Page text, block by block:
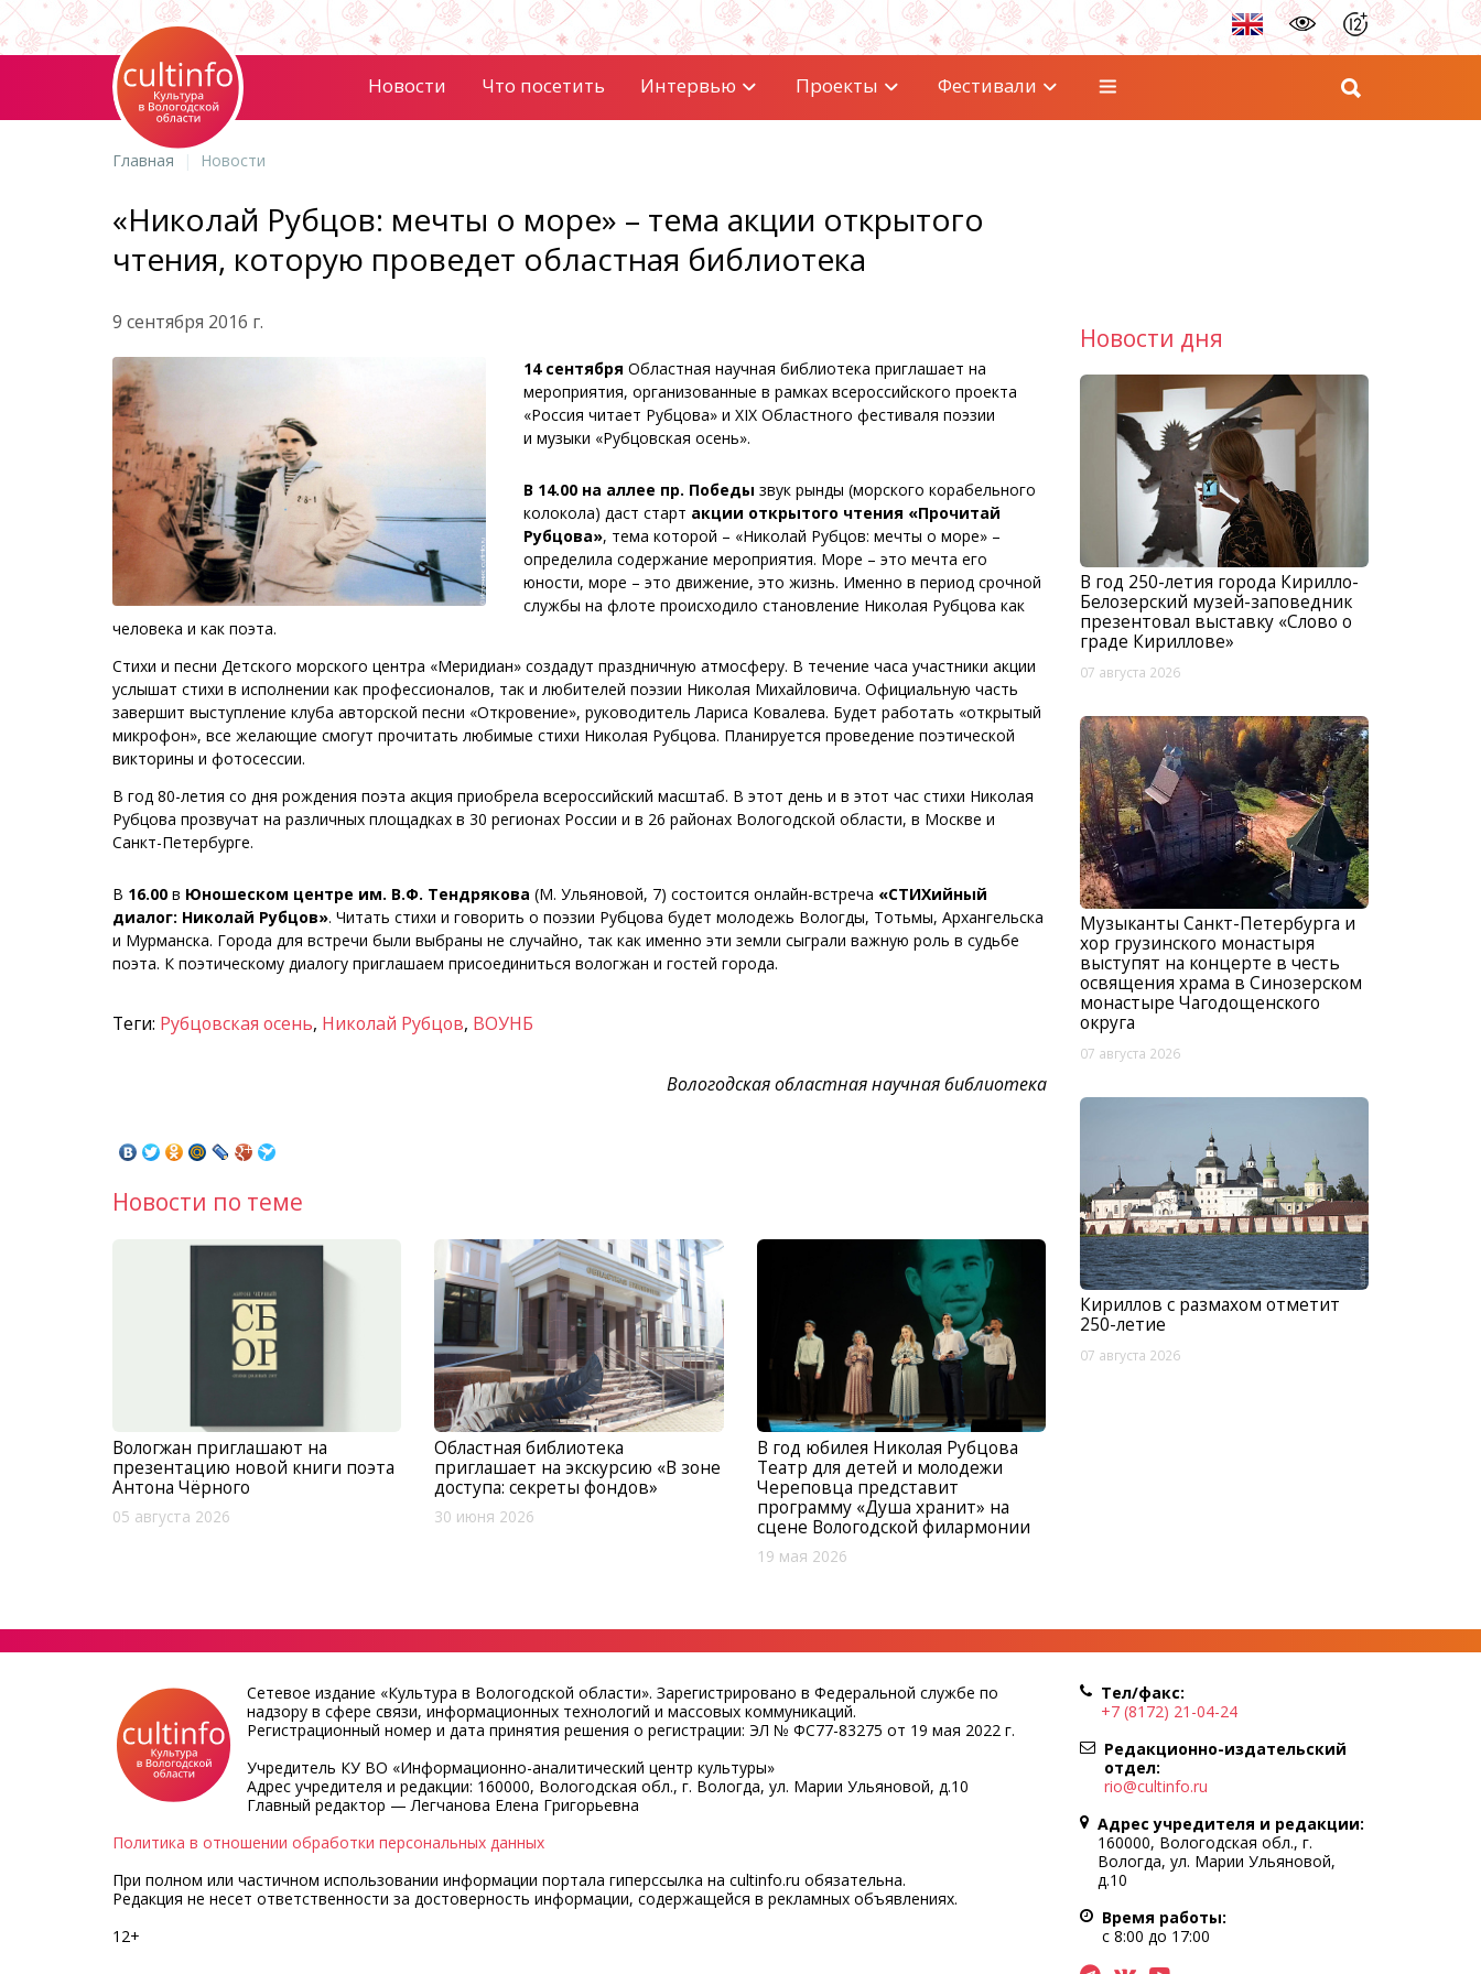
Новости Что посетить Интервью Проекты Фестивали
Главная Новости
«Николай Рубцов: мечты о море» – тема акции открытого
чтения, которую проведет областная библиотека
9 сентября 2016 г.
14 сентября Областная научная библиотека приглашает на
мероприятия, организованные в рамках всероссийского проекта
«Россия читает Рубцова» и XIX Областного фестиваля поэзии
и музыки «Рубцовская осень».
В 14.00 на аллее пр. Победы звук рынды (морского корабельного
колокола) даст старт акции открытого чтения «Прочитай
Рубцова», тема которой – «Николай Рубцов: мечты о море» –
определила содержание мероприятия. Море – это мечта его
юности, море – это движение, это жизнь. Именно в период срочной
службы на флоте происходило становление Николая Рубцова как
человека и как поэта.
Стихи и песни Детского морского центра «Меридиан» создадут праздничную атмосферу. В течение часа участники акции
услышат стихи в исполнении как профессионалов, так и любителей поэзии Николая Михайловича. Официальную часть
завершит выступление клуба авторской песни «Откровение», руководитель Лариса Ковалева. Будет работать «открытый
микрофон», все желающие смогут прочитать любимые стихи Николая Рубцова. Планируется проведение поэтической
викторины и фотосессии.
В год 80-летия со дня рождения поэта акция приобрела всероссийский масштаб. В этот день и в этот час стихи Николая
Рубцова прозвучат на различных площадках в 30 регионах России и в 26 районах Вологодской области, в Москве и
Санкт-Петербурге.
В 16.00 в Юношеском центре им. В.Ф. Тендрякова (М. Ульяновой, 7) состоится онлайн-встреча «СТИХийный
диалог: Николай Рубцов». Читать стихи и говорить о поэзии Рубцова будет молодежь Вологды, Тотьмы, Архангельска
и Мурманска. Города для встречи были выбраны не случайно, так как именно эти земли сыграли важную роль в судьбе
поэта. К поэтическому диалогу приглашаем присоединиться вологжан и гостей города.
Теги: Рубцовская осень, Николай Рубцов, ВОУНБ
Вологодская областная научная библиотека
Новости по теме
Вологжан приглашают на
презентацию новой книги поэта
Антона Чёрного
05 августа 2026
Областная библиотека
приглашает на экскурсию «В зоне
доступа: секреты фондов»
30 июня 2026
В год юбилея Николая Рубцова
Театр для детей и молодежи
Череповца представит
программу «Душа хранит» на
сцене Вологодской филармонии
19 мая 2026
Новости дня
В год 250-летия города Кирилло-
Белозерский музей-заповедник
презентовал выставку «Слово о
граде Кириллове»
07 августа 2026
Музыканты Санкт-Петербурга и
хор грузинского монастыря
выступят на концерте в честь
освящения храма в Синозерском
монастыре Чагодощенского
округа
07 августа 2026
Кириллов с размахом отметит
250-летие
07 августа 2026
Сетевое издание «Культура в Вологодской области». Зарегистрировано в Федеральной службе по
надзору в сфере связи, информационных технологий и массовых коммуникаций.
Регистрационный номер и дата принятия решения о регистрации: ЭЛ № ФС77-83275 от 19 мая 2022 г.
Учредитель КУ ВО «Информационно-аналитический центр культуры»
Адрес учредителя и редакции: 160000, Вологодская обл., г. Вологда, ул. Марии Ульяновой, д.10
Главный редактор — Легчанова Елена Григорьевна
Политика в отношении обработки персональных данных
При полном или частичном использовании информации портала гиперссылка на cultinfo.ru обязательна.
Редакция не несет ответственности за достоверность информации, содержащейся в рекламных объявлениях.
12+
Тел/факс:
+7 (8172) 21-04-24
Редакционно-издательский
отдел:
rio@cultinfo.ru
Адрес учредителя и редакции:
160000, Вологодская обл., г.
Вологда, ул. Марии Ульяновой,
д.10
Время работы:
с 8:00 до 17:00